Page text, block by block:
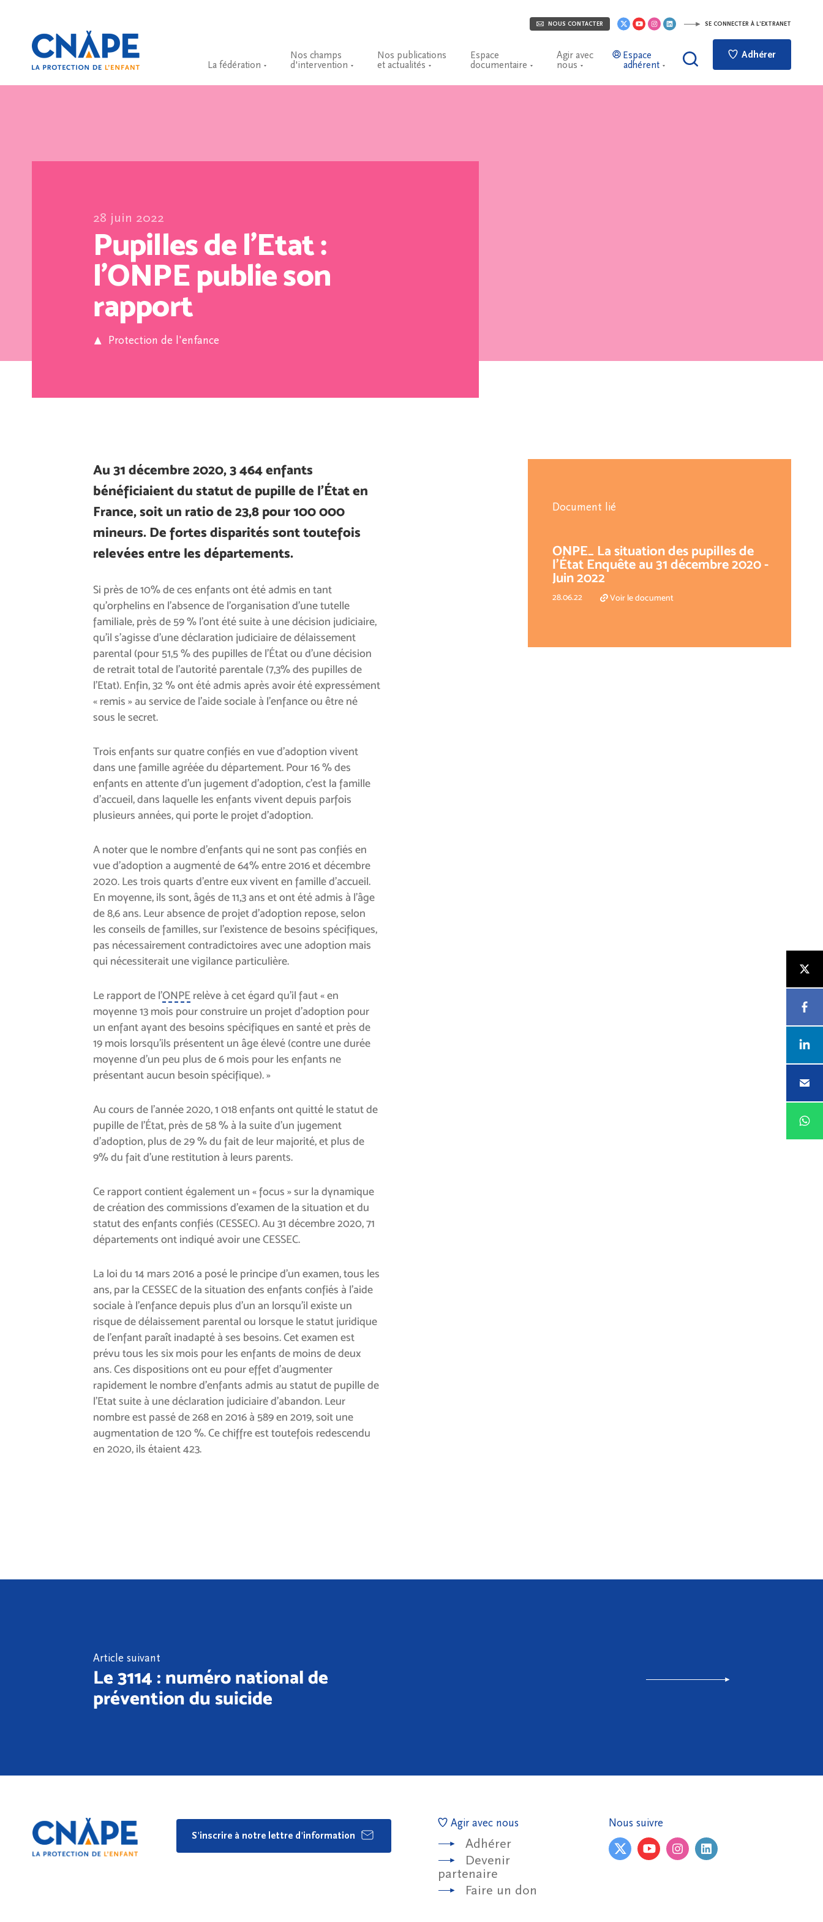
NOUS CONTACTER SE CONNECTER À L'EXTRANET
La fédération
Nos champs
d'intervention
Nos publications
et actualités
Espace
documentaire
Agir avec
nous
Espace
adhérent
Adhérer
28 juin 2022
Pupilles de l’Etat :
l’ONPE publie son
rapport
Protection de l'enfance
Au 31 décembre 2020, 3 464 enfants
bénéficiaient du statut de pupille de l’État en
France, soit un ratio de 23,8 pour 100 000
mineurs. De fortes disparités sont toutefois
relevées entre les départements.
Si près de 10% de ces enfants ont été admis en tant
qu’orphelins en l’absence de l’organisation d’une tutelle
familiale, près de 59 % l’ont été suite à une décision judiciaire,
qu’il s’agisse d’une déclaration judiciaire de délaissement
parental (pour 51,5 % des pupilles de l’État ou d’une décision
de retrait total de l’autorité parentale (7,3% des pupilles de
l’Etat). Enfin, 32 % ont été admis après avoir été expressément
« remis » au service de l’aide sociale à l’enfance ou être né
sous le secret.
Trois enfants sur quatre confiés en vue d’adoption vivent
dans une famille agréée du département. Pour 16 % des
enfants en attente d’un jugement d’adoption, c’est la famille
d’accueil, dans laquelle les enfants vivent depuis parfois
plusieurs années, qui porte le projet d’adoption.
A noter que le nombre d’enfants qui ne sont pas confiés en
vue d’adoption a augmenté de 64% entre 2016 et décembre
2020. Les trois quarts d’entre eux vivent en famille d’accueil.
En moyenne, ils sont, âgés de 11,3 ans et ont été admis à l’âge
de 8,6 ans. Leur absence de projet d’adoption repose, selon
les conseils de familles, sur l’existence de besoins spécifiques,
pas nécessairement contradictoires avec une adoption mais
qui nécessiterait une vigilance particulière.
Le rapport de l’ONPE relève à cet égard qu’il faut « en
moyenne 13 mois pour construire un projet d’adoption pour
un enfant ayant des besoins spécifiques en santé et près de
19 mois lorsqu’ils présentent un âge élevé (contre une durée
moyenne d’un peu plus de 6 mois pour les enfants ne
présentant aucun besoin spécifique). »
Au cours de l’année 2020, 1 018 enfants ont quitté le statut de
pupille de l’État, près de 58 % à la suite d’un jugement
d’adoption, plus de 29 % du fait de leur majorité, et plus de
9% du fait d’une restitution à leurs parents.
Ce rapport contient également un « focus » sur la dynamique
de création des commissions d’examen de la situation et du
statut des enfants confiés (CESSEC). Au 31 décembre 2020, 71
départements ont indiqué avoir une CESSEC.
La loi du 14 mars 2016 a posé le principe d’un examen, tous les
ans, par la CESSEC de la situation des enfants confiés à l’aide
sociale à l’enfance depuis plus d’un an lorsqu’il existe un
risque de délaissement parental ou lorsque le statut juridique
de l’enfant paraît inadapté à ses besoins. Cet examen est
prévu tous les six mois pour les enfants de moins de deux
ans. Ces dispositions ont eu pour effet d’augmenter
rapidement le nombre d’enfants admis au statut de pupille de
l’Etat suite à une déclaration judiciaire d’abandon. Leur
nombre est passé de 268 en 2016 à 589 en 2019, soit une
augmentation de 120 %. Ce chiffre est toutefois redescendu
en 2020, ils étaient 423.
Document lié
ONPE_ La situation des pupilles de
l’État Enquête au 31 décembre 2020 -
Juin 2022
28.06.22 Voir le document
Article suivant
Le 3114 : numéro national de
prévention du suicide
S'inscrire à notre lettre d'information
Agir avec nous
Adhérer
Devenir
partenaire
Faire un don
Nous suivre